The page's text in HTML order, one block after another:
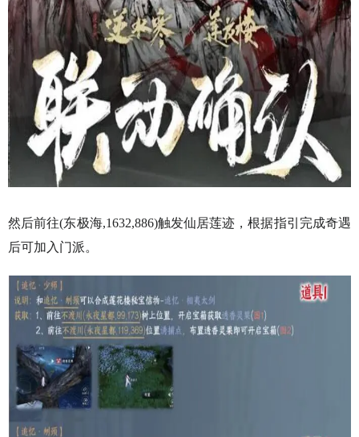
然后前往(东极海,1632,886)触发仙居莲迹，根据指引完成奇遇
后可加入门派。